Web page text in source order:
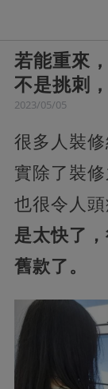
若能重來
不是挑刺
2023/05/05
很多人裝
實除了裝
也很令人頭
是太快了
舊款了。